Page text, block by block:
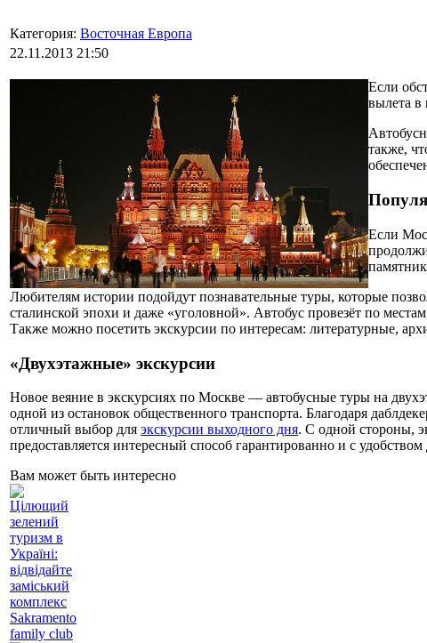
Категория: Восточная Европа
22.11.2013 21:50
Если
вылета в
также,
Если
Любителям истории подойдут познавательные туры, которые
сталинской эпохи и даже «уголовной». Автобус провезёт по
Также можно посетить экскурсии по интересам: литературные,
«Двухэтажные» экскурсии
Новое веяние в экскурсиях по Москве — автобусные туры на
одной из остановок общественного транспорта. Благодаря
отличный выбор для экскурсии выходного дня. С одной стороны,
предоставляется интересный способ гарантированно и с удобством
Вам может быть интересно
Цілющий
зелений
туризм в
Україні:
відвідайте
заміський
комплекс
Sakramento
family club